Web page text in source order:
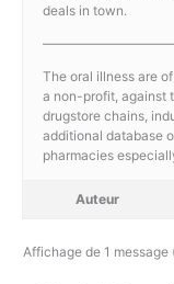
deals in town.
The oral illness are
a non-profit, against
drugstore chains,
additional database
pharmacies
Auteur
Affichage de 1 message